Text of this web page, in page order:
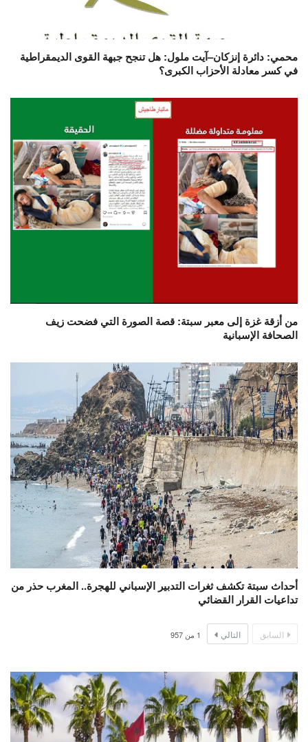
محمي: دائرة إنزكان–آيت ملول: هل تنجح جبهة القوى الديمقراطية
في كسر معادلة الأحزاب الكبرى؟
من أزقة غزة إلى معبر سبتة: قصة الصورة التي فضحت زيف
الصحافة الإسبانية
أحداث سبتة تكشف ثغرات التدبير الإسباني للهجرة.. المغرب حذر من
تداعيات القرار القضائي
السابق التالي 1 من 957